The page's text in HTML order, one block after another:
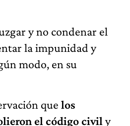
y no condenar el
la impunidad y
modo, en su
que los
el código civil y